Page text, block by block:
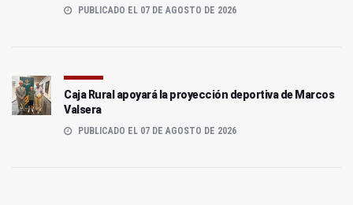
PUBLICADO EL 07 DE AGOSTO DE 2026
Caja Rural apoyará la proyección deportiva de Marcos
Valsera
PUBLICADO EL 07 DE AGOSTO DE 2026